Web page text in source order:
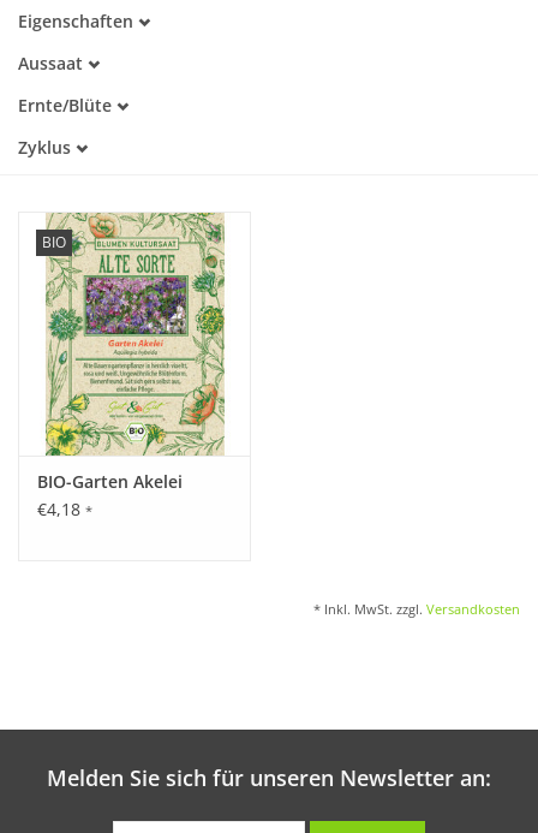
Geschenkideen
Katalog
Eigenschaften
Alte Sorte
Kaltkeimer
Aussaat
April
Mai
Ernte/Blüte
Juni
Zyklus
BIO
BIO-Garten Akelei
€4,18 *
* Inkl. MwSt. zzgl. Versandkosten
Melden Sie sich für unseren Newsletter an: